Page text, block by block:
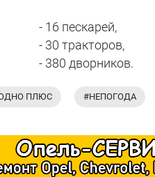
- 16 пескарей,
- 30 тракторов,
- 380 дворников.
ПЛЮС #НЕПОГОДА